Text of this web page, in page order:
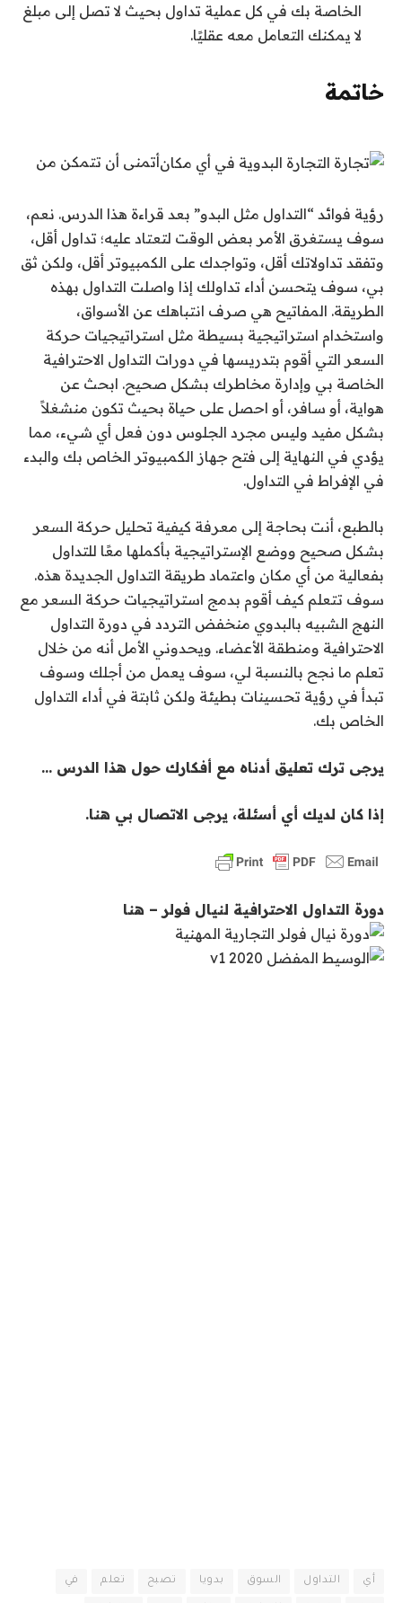
الخاصة بك في كل عملية تداول بحيث لا تصل إلى مبلغ
لا يمكنك التعامل معه عقليًا.
خاتمة
أتمنى أن تتمكن من
رؤية فوائد “التداول مثل البدو” بعد قراءة هذا الدرس. نعم،
سوف يستغرق الأمر بعض الوقت لتعتاد عليه؛ تداول أقل،
وتفقد تداولاتك أقل، وتواجدك على الكمبيوتر أقل، ولكن ثق
بي، سوف يتحسن أداء تداولك إذا واصلت التداول بهذه
الطريقة. المفاتيح هي صرف انتباهك عن الأسواق،
واستخدام استراتيجية بسيطة مثل استراتيجيات حركة
السعر التي أقوم بتدريسها في دورات التداول الاحترافية
الخاصة بي وإدارة مخاطرك بشكل صحيح. ابحث عن
هواية، أو سافر، أو احصل على حياة بحيث تكون منشغلاً
بشكل مفيد وليس مجرد الجلوس دون فعل أي شيء، مما
يؤدي في النهاية إلى فتح جهاز الكمبيوتر الخاص بك والبدء
في الإفراط في التداول.
بالطبع، أنت بحاجة إلى معرفة كيفية تحليل حركة السعر
بشكل صحيح ووضع الإستراتيجية بأكملها معًا للتداول
بفعالية من أي مكان واعتماد طريقة التداول الجديدة هذه.
سوف تتعلم كيف أقوم بدمج استراتيجيات حركة السعر مع
النهج الشبيه بالبدوي منخفض التردد في دورة التداول
الاحترافية ومنطقة الأعضاء. ويحدوني الأمل أنه من خلال
تعلم ما نجح بالنسبة لي، سوف يعمل من أجلك وسوف
تبدأ في رؤية تحسينات بطيئة ولكن ثابتة في أداء التداول
الخاص بك.
يرجى ترك تعليق أدناه مع أفكارك حول هذا الدرس …
إذا كان لديك أي أسئلة، يرجى الاتصال بي هنا.
دورة التداول الاحترافية لنيال فولر – هنا
أي التداول السوق بدويا تصبح تعلم في